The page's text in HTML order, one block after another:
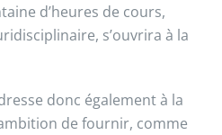
d’heures de cours,
s’ouvrira à la
donc également à la
de fournir, comme